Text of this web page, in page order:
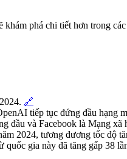
phá chi tiết hơn trong
🔗
tiếp tục đứng đầu hạng
đầu và Facebook là Mạng xã
2024, tương đương tốc độ
gia này đã tăng gấp 38